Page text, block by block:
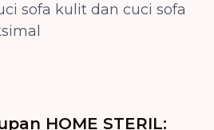
sofa kulit dan cuci sofa
HOME STERIL: